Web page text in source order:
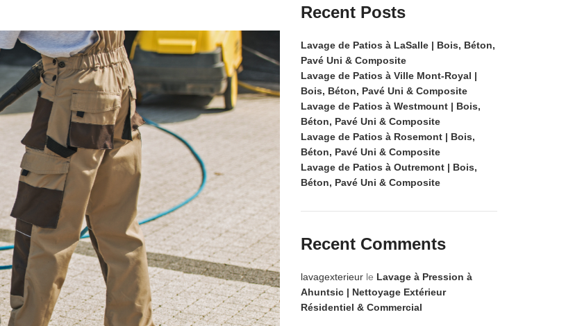
Recent Posts
Lavage de Patios à LaSalle | Bois, Béton,
Pavé Uni & Composite
Lavage de Patios à Ville Mont-Royal |
Bois, Béton, Pavé Uni & Composite
Lavage de Patios à Westmount | Bois,
Béton, Pavé Uni & Composite
Lavage de Patios à Rosemont | Bois,
Béton, Pavé Uni & Composite
Lavage de Patios à Outremont | Bois,
Béton, Pavé Uni & Composite
Recent Comments
lavagexterieurle Lavage à Pression à
Ahuntsic | Nettoyage Extérieur
Résidentiel & Commercial